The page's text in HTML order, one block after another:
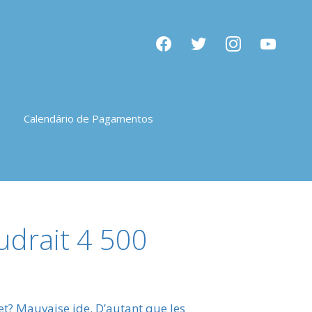
facebooktwitter instagramyoutube
Calendário de Pagamentos
4 500
Mauvaise ide. D’autant que les